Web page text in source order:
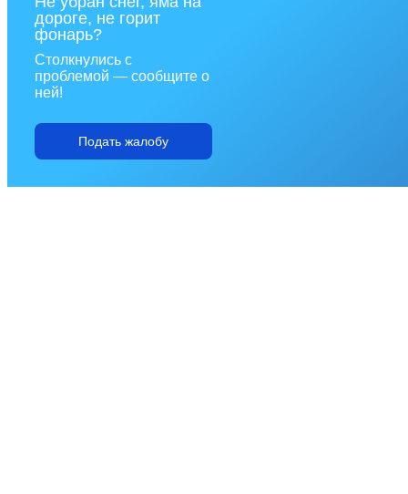
дороге, не горит
фонарь?
Столкнулись с
проблемой — сообщите о
ней!
Подать жалобу